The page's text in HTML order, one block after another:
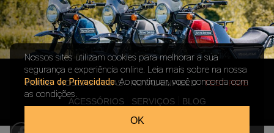
Nossos sites utilizam cookies para melhorar a sua
segurança e experiência online. Leia mais sobre na nossa
Política de Privacidade. Ao continuar, você concorda com
as condições.
OK
HOME NOSSAS LOJAS ROYAL ENFIELD
TEST-RIDE
ACESSÓRIOS
SERVIÇOS BLOG